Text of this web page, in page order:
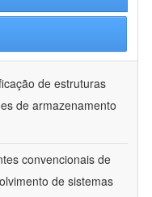
de estruturas
de armazenamento
convencionais de
de sistemas